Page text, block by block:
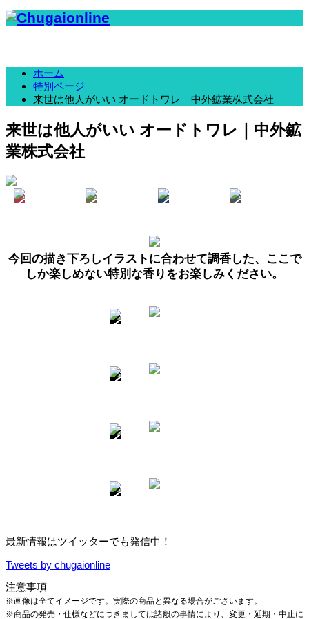
ホーム
特別ページ
来世は他人がいい オードトワレ｜中外鉱業株式会社
来世は他人がいい オードトワレ｜中外鉱
業株式会社
今回の描き下ろしイラストに合わせて調香した、ここで
しか楽しめない特別な香りをお楽しみください。
最新情報はツイッターでも発信中！
Tweets by chugaionline
注意事項
※画像は全てイメージです。実際の商品と異なる場合がございます。
※商品の発売・仕様などにつきましては諸般の事情により、変更・延期・中止に